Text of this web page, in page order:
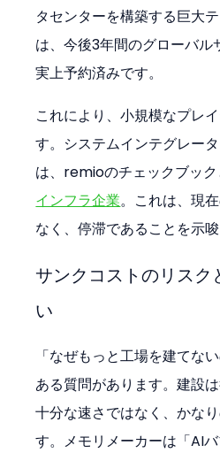
タセンターを構築する巨大
は、今後3年間のグローバル
実上予約済みです。
これにより、小規模なプレ
す。システムインテグレー
は、remioのチェックブッ
インフラ企業。これは、現
なく、停滞であることを示唆
サンクコストのリスク
い
「なぜもっと工場を建てな
ある質問があります。建設は
十分な速さではなく、かな
す。メモリメーカーは「AI